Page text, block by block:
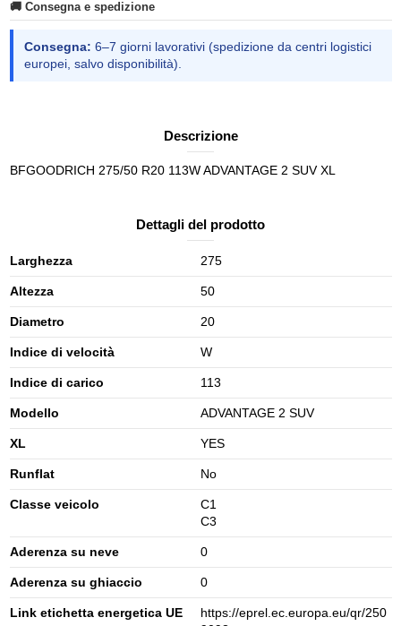
🚚 Consegna e spedizione
Consegna: 6–7 giorni lavorativi (spedizione da centri logistici
europei, salvo disponibilità).
Descrizione
BFGOODRICH 275/50 R20 113W ADVANTAGE 2 SUV XL
Dettagli del prodotto
Larghezza 275
Altezza 50
Diametro 20
Indice di velocità W
Indice di carico 113
Modello ADVANTAGE 2 SUV
XL YES
Runflat No
Classe veicolo
C1
C3
Aderenza su neve 0
Aderenza su ghiaccio 0
Link etichetta energetica UE
https://eprel.ec.europa.eu/qr/250